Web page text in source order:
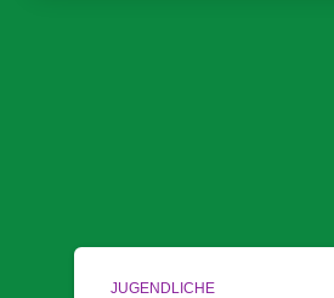
JUGENDLICHE